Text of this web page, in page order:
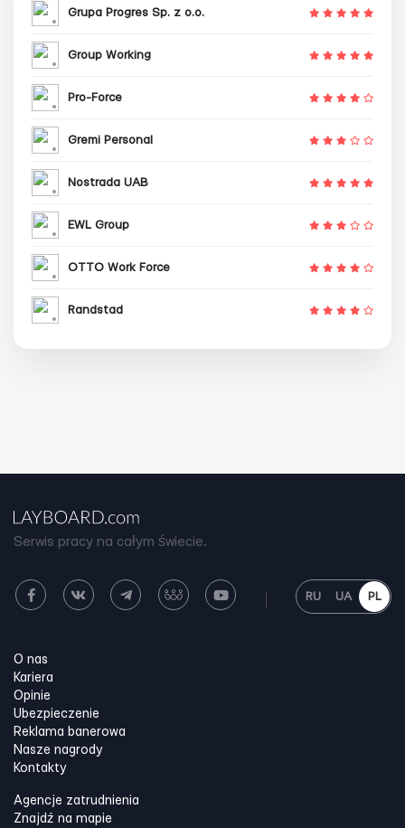
Grupa Progres Sp. z o.o.
Group Working
Pro-Force
Gremi Personal
Nostrada UAB
EWL Group
OTTO Work Force
Randstad
Serwis pracy na całym świecie.
RU UA PL
O nas
Kariera
Opinie
Ubezpieczenie
Reklama banerowa
Nasze nagrody
Kontakty
Agencje zatrudnienia
Znajdź na mapie